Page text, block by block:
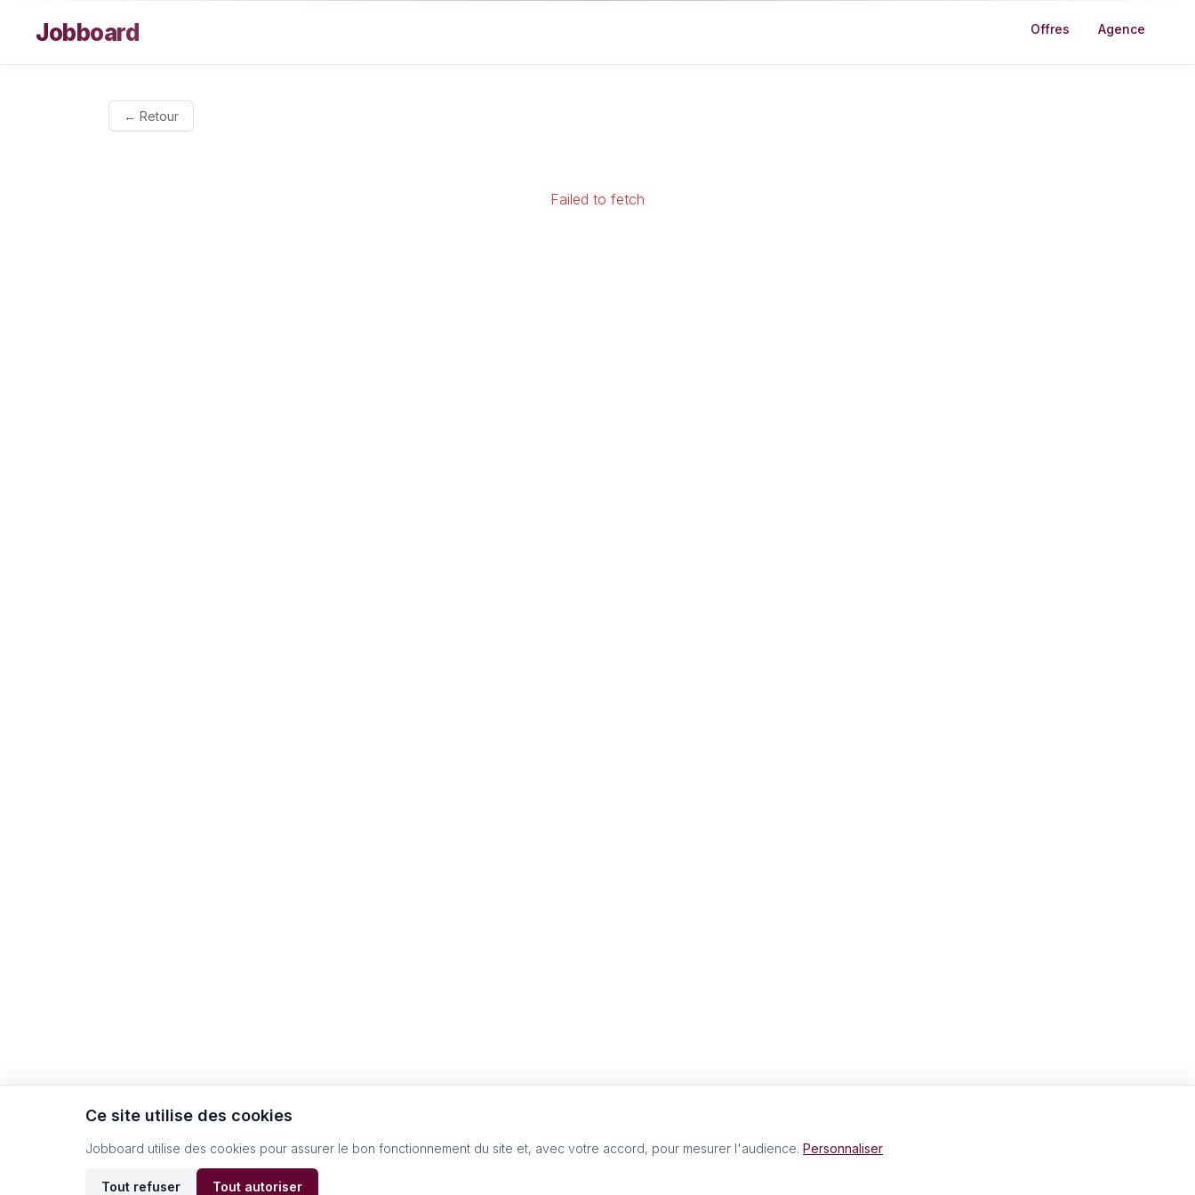
Jobboard Offres Agence
← Retour
Failed to fetch
Ce site utilise des cookies
Jobboard utilise des cookies pour assurer le bon fonctionnement du site et, avec votre accord, pour mesurer l'audience. Personnaliser
Tout refuser Tout autoriser